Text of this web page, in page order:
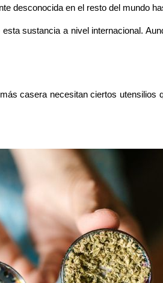
desconocida en el resto del mundo
sustancia a nivel internacional.
casera necesitan ciertos